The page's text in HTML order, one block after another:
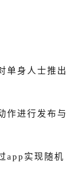
单身人士推出
作进行发布与
app实现随机